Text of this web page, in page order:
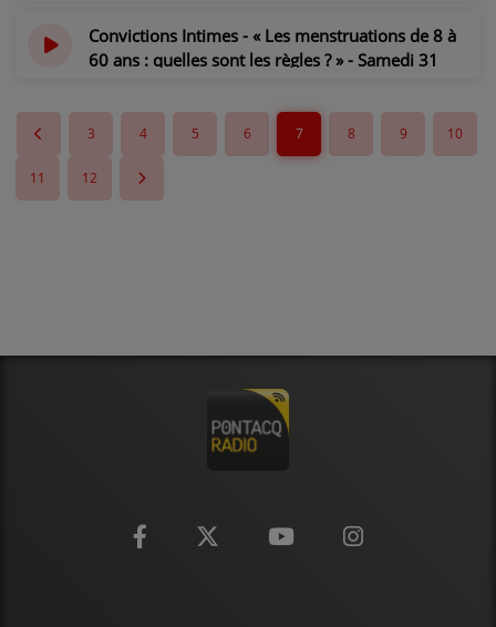
Convictions Intimes - « Les menstruations de 8 à
60 ans : quelles sont les règles ? » - Samedi 31
il y a 6 mois
3
4 5 6 7 8 9 10
11 12